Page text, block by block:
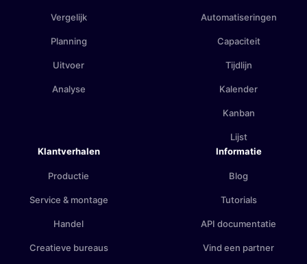
Vergelijk
Planning
Uitvoer
Analyse
Automatiseringen
Capaciteit
Tijdlijn
Kalender
Kanban
Lijst
Klantverhalen
Productie
Service & montage
Handel
Creatieve bureaus
Informatie
Blog
Tutorials
API documentatie
Vind een partner